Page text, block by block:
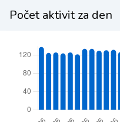
Počet aktivit za den